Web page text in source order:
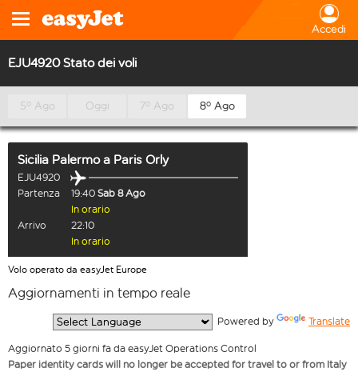
Accedi
EJU4920 Stato dei voli
5º Ago Oggi 7º Ago 8º Ago
Sicilia Palermoa Paris Orly
EJU4920
Partenza
19:40 Sab 8 Ago
In orario
Arrivo
22:10
In orario
Volo operato da easyJet Europe
Aggiornamenti in tempo reale
Powered by Translate
Aggiornato 5 giorni fa da easyJet Operations Control
Paper identity cards will no longer be accepted for travel to or from Italy